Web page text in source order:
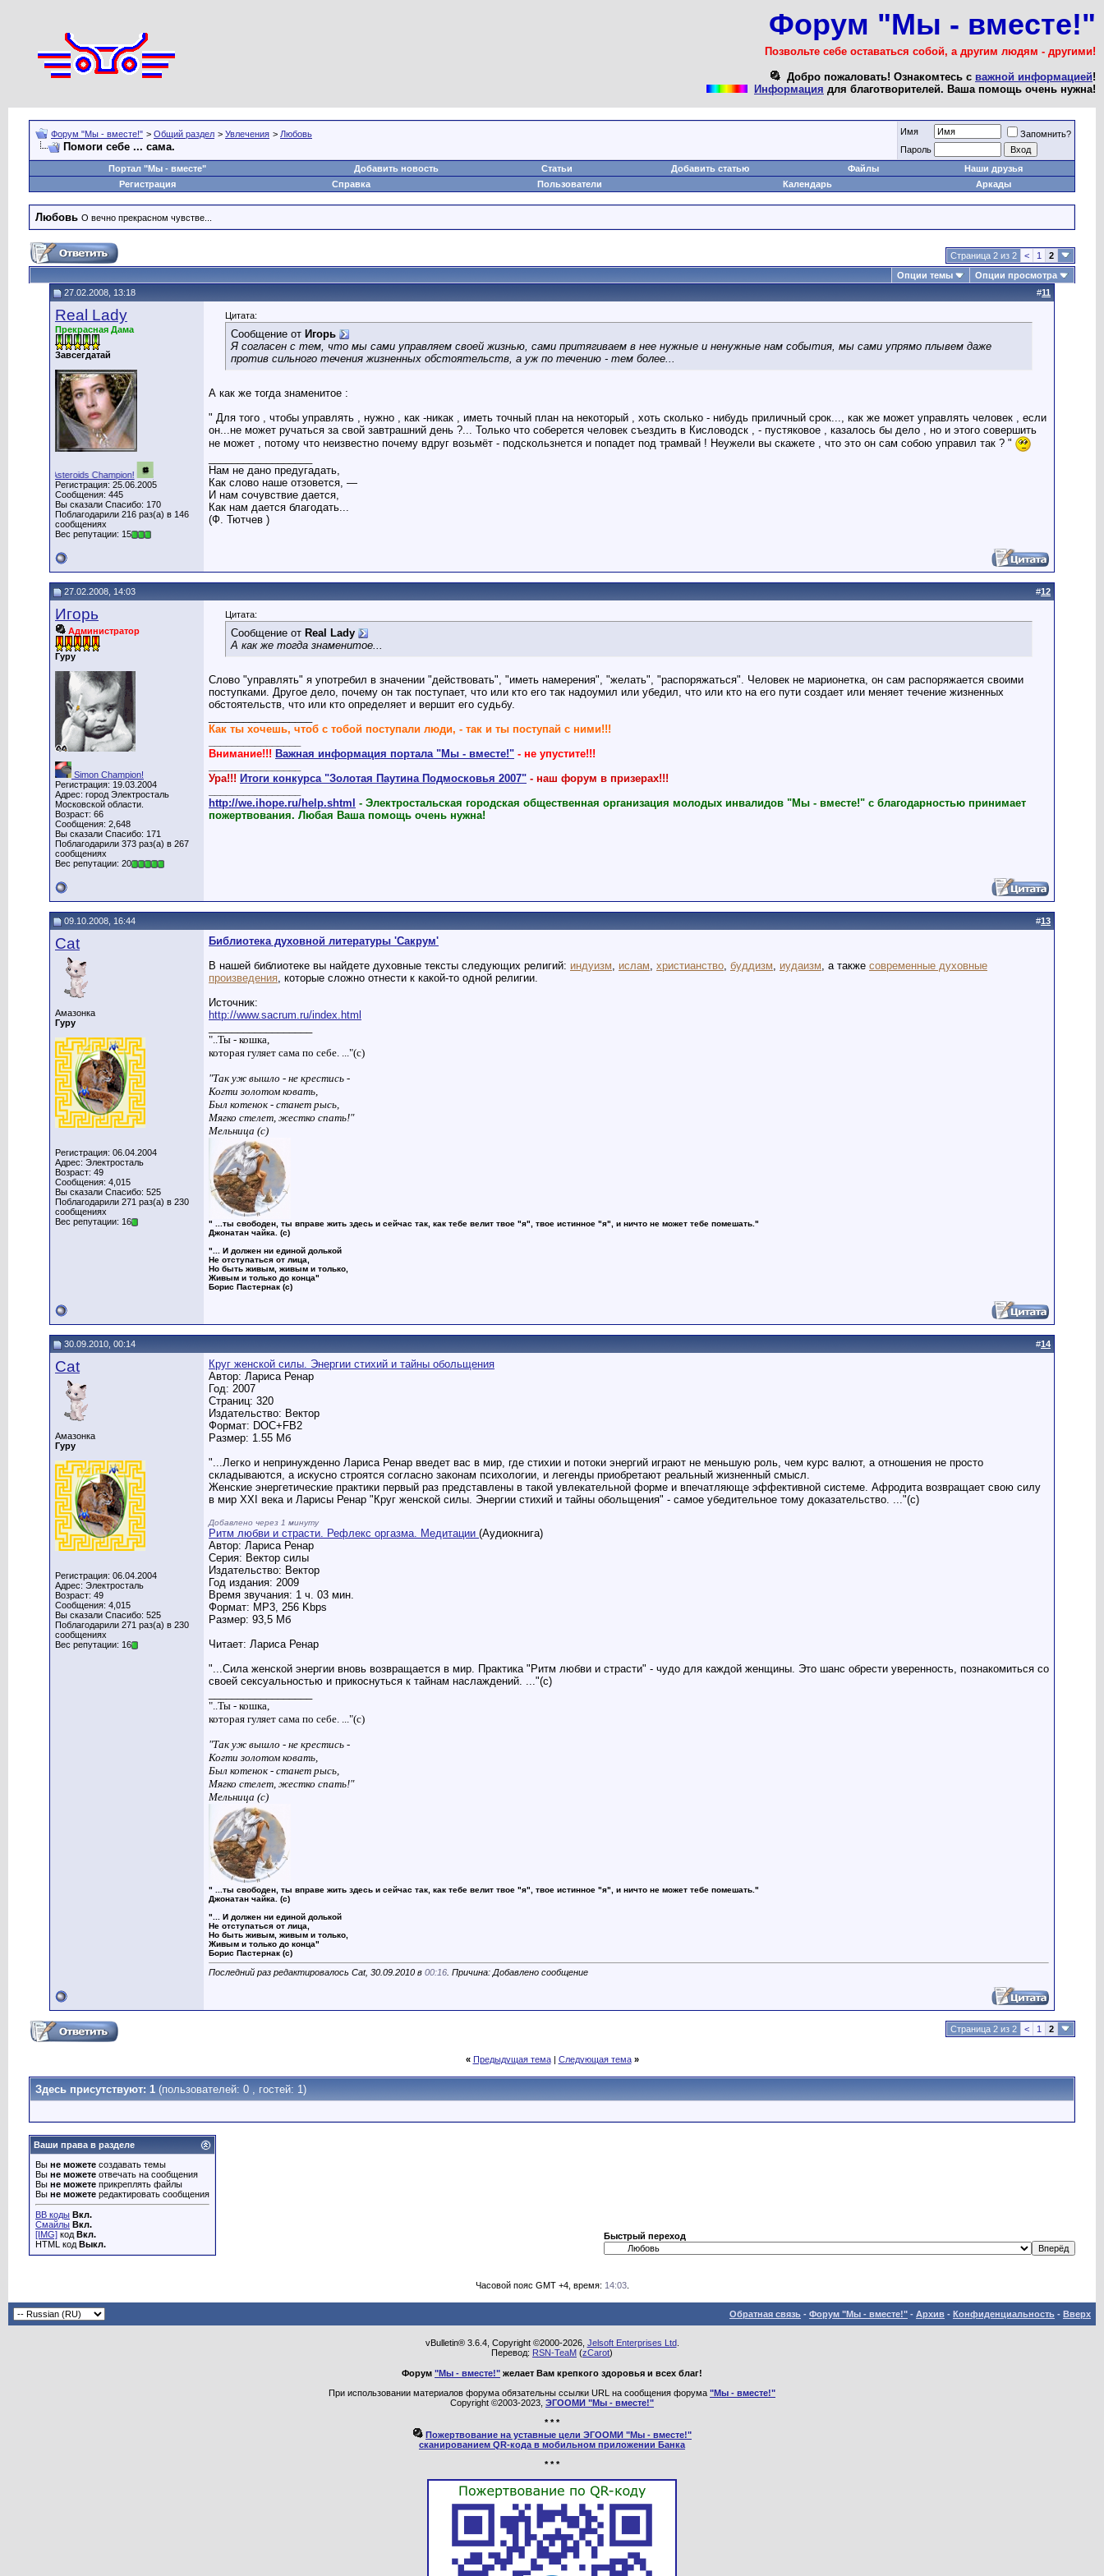
Форум "Мы - вместе!"
Позвольте себе оставаться собой, а другим людям - другими!
Добро пожаловать! Ознакомтесь с важной информацией!
Информация для благотворителей. Ваша помощь очень нужна!
Форум "Мы - вместе!" > Общий раздел > Увлечения > Любовь
Помоги себе ... сама.
Имя
Запомнить?
Пароль
Портал "Мы - вместе"
Добавить новость Статьи Добавить статью Файлы
Наши друзья
Регистрация
Справка Пользователи Календарь Аркады
Любовь О вечно прекрасном чувстве...
Страница 2 из 2 < 1
2
Опции темы
Опции просмотра
27.02.2008, 13:18
#11
Real Lady
Прекрасная Дама
Завсегдатай
Asteroids Champion! Snake Champion! Graveyard Champion! Tetris Champion!
Регистрация: 25.06.2005
Сообщения: 445
Вы сказали Спасибо: 170
Поблагодарили 216 раз(а) в 146
сообщениях
Вес репутации: 15
Цитата:
Сообщение от Игорь
Я согласен с тем, что мы сами управляем своей жизнью, сами притягиваем в нее нужныe и ненужные нам события, мы сами упрямо плывем даже
против сильного течения жизненных обстоятельств, а уж по течению - тем более...
А как же тогда знаменитое :
" Для того , чтобы управлять , нужно , как -никак , иметь точный план на некоторый , хоть сколько - нибудь приличный срок..., как же может управлять человек , если
он...не может ручаться за свой завтрашний день ?... Только что соберется человек съездить в Кисловодск , - пустяковое , казалось бы дело , но и этого совершить
не может , потому что неизвестно почему вдруг возьмёт - подскользнется и попадет под трамвай ! Неужели вы скажете , что это он сам собою управил так ? "
Нам не дано предугадать,
Как слово наше отзовется, —
И нам сочувствие дается,
Как нам дается благодать...
(Ф. Тютчев )
27.02.2008, 14:03 #12
Игорь
Администратор
Гуру
Simon Champion!
Регистрация: 19.03.2004
Адрес: город Электросталь
Московской области.
Возраст: 66
Сообщения: 2,648
Вы сказали Спасибо: 171
Поблагодарили 373 раз(а) в 267
сообщениях
Вес репутации: 20
Цитата:
Сообщение от Real Lady
А как же тогда знаменитое...
Слово "управлять" я употребил в значении "действовать", "иметь намерения", "желать", "распоряжаться". Человек не марионетка, он сам распоряжается своими
поступками. Другое дело, почему он так поступает, что или кто его так надоумил или убедил, что или кто на его пути создает или меняет течение жизненных
обстоятельств, что или кто определяет и вершит его судьбу.
Как ты хочешь, чтоб с тобой поступали люди, - так и ты поступай с ними!!!
Внимание!!! Важная информация портала "Мы - вместе!" - не упустите!!!
Ура!!! Итоги конкурса "Золотая Паутина Подмосковья 2007" - наш форум в призерах!!!
http://we.ihope.ru/help.shtml - Электростальская городская общественная организация молодых инвалидов "Мы - вместе!" с благодарностью принимает
пожертвования. Любая Ваша помощь очень нужна!
09.10.2008, 16:44 #13
Cat
Амазонка
Гуру
Регистрация: 06.04.2004
Адрес: Электросталь
Возраст: 49
Сообщения: 4,015
Вы сказали Спасибо: 525
Поблагодарили 271 раз(а) в 230
сообщениях
Вес репутации: 16
Библиотека духовной литературы 'Сакрум'
В нашей библиотеке вы найдете духовные тексты следующих религий: индуизм, ислам, христианство, буддизм, иудаизм, а также современные духовные
произведения, которые сложно отнести к какой-то одной религии.
Источник:
http://www.sacrum.ru/index.html
"..Ты - кошка,
которая гуляет сама по себе. ..."(с)
"Так уж вышло - не крестись -
Когти золотом ковать,
Был котенок - станет рысь,
Мягко стелет, жестко спать!"
Мельница (с)
" ...ты свободен, ты вправе жить здесь и сейчас так, как тебе велит твое "я", твое истинное "я", и ничто не может тебе помешать."
Джонатан чайка. (с)
"... И должен ни единой долькой
Не отступаться от лица,
Но быть живым, живым и только,
Живым и только до конца"
Борис Пастернак (с)
30.09.2010, 00:14 #14
Cat
Амазонка
Гуру
Регистрация: 06.04.2004
Адрес: Электросталь
Возраст: 49
Сообщения: 4,015
Вы сказали Спасибо: 525
Поблагодарили 271 раз(а) в 230
сообщениях
Вес репутации: 16
Круг женской силы. Энергии стихий и тайны обольщения
Автор: Лариса Ренар
Год: 2007
Страниц: 320
Издательство: Вектор
Формат: DOC+FB2
Размер: 1.55 Мб
"...Легко и непринужденно Лариса Ренар введет вас в мир, где стихии и потоки энергий играют не меньшую роль, чем курс валют, а отношения не просто
складываются, а искусно строятся согласно законам психологии, и легенды приобретают реальный жизненный смысл.
Женские энергетические практики первый раз представлены в такой увлекательной форме и впечатляюще эффективной системе. Афродита возвращает свою силу
в мир XXI века и Ларисы Ренар "Круг женской силы. Энергии стихий и тайны обольщения" - самое убедительное тому доказательство. ..."(с)
Добавлено через 1 минуту
Ритм любви и страсти. Рефлекс оргазма. Медитации (Аудиокнига)
Автор: Лариса Ренар
Серия: Вектор силы
Издательство: Вектор
Год издания: 2009
Время звучания: 1 ч. 03 мин.
Формат: МР3, 256 Kbps
Размер: 93,5 Мб
Читает: Лариса Ренар
"...Сила женской энергии вновь возвращается в мир. Практика "Ритм любви и страсти" - чудо для каждой женщины. Это шанс обрести уверенность, познакомиться со
своей сексуальностью и прикоснуться к тайнам наслаждений. ..."(с)
"..Ты - кошка,
которая гуляет сама по себе. ..."(с)
"Так уж вышло - не крестись -
Когти золотом ковать,
Был котенок - станет рысь,
Мягко стелет, жестко спать!"
Мельница (с)
" ...ты свободен, ты вправе жить здесь и сейчас так, как тебе велит твое "я", твое истинное "я", и ничто не может тебе помешать."
Джонатан чайка. (с)
"... И должен ни единой долькой
Не отступаться от лица,
Но быть живым, живым и только,
Живым и только до конца"
Борис Пастернак (с)
Последний раз редактировалось Cat, 30.09.2010 в 00:16 . Причина: Добавлено сообщение
Страница 2 из 2 < 1 2
« Предыдущая тема| Следующая тема »
Здесь присутствуют: 1 (пользователей: 0 , гостей: 1)
Ваши права в разделе
Вы не можете создавать темы
Вы не можете отвечать на сообщения
Вы не можете прикреплять файлы
Вы не можете редактировать сообщения
BB коды Вкл.
Смайлы Вкл.
[IMG] код Вкл.
HTML код Выкл.
Быстрый переход
Часовой пояс GMT +4, время: 14:03.
Обратная связь - Форум "Мы - вместе!" - Архив - Конфиденциальность - Вверх
vBulletin® 3.6.4, Copyright ©2000-2026, Jelsoft Enterprises Ltd.
Перевод: RSN-TeaM (zCarot)
Форум "Мы - вместе!" желает Вам крепкого здоровья и всех благ!
При использовании материалов форума обязательны ссылки URL на сообщения форума "Мы - вместе!"
Copyright ©2003-2023, ЭГООМИ "Мы - вместе!"
* * *
Пожертвование на уставные цели ЭГООМИ "Мы - вместе!"
сканированием QR-кода в мобильном приложении Банка
* * *